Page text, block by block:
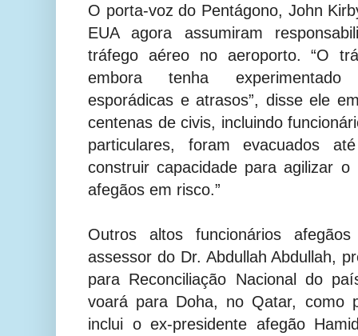
O porta-voz do Pentágono, John
EUA agora assumiram
tráfego aéreo no aeroporto. “O
embora tenha experimentado
esporádicas e atrasos”, disse ele
centenas de civis, incluindo
particulares, foram evacuados
construir capacidade para agilizar o
afegãos em risco.”
Outros altos funcionários
assessor do Dr. Abdullah Abdullah,
para Reconciliação Nacional do
voará para Doha, no Qatar, como
inclui o ex-presidente afegão